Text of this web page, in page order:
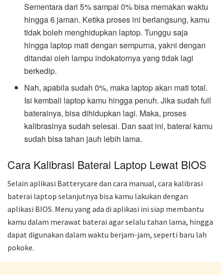
Sementara dari 5% sampai 0% bisa memakan waktu
hingga 6 jaman. Ketika proses ini berlangsung, kamu
tidak boleh menghidupkan laptop. Tunggu saja
hingga laptop mati dengan sempurna, yakni dengan
ditandai oleh lampu indokatornya yang tidak lagi
berkedip.
Nah, apabila sudah 0%, maka laptop akan mati total.
Isi kembali laptop kamu hingga penuh. Jika sudah full
baterainya, bisa dihidupkan lagi. Maka, proses
kalibrasinya sudah selesai. Dan saat ini, baterai kamu
sudah bisa tahan jauh lebih lama.
Cara Kalibrasi Baterai Laptop Lewat BIOS
Selain aplikasi Batterycare dan cara manual, cara kalibrasi
baterai laptop selanjutnya bisa kamu lakukan dengan
aplikasi BIOS. Menu yang ada di aplikasi ini siap membantu
kamu dalam merawat baterai agar selalu tahan lama, hingga
dapat digunakan dalam waktu berjam-jam, seperti baru lah
pokoke.